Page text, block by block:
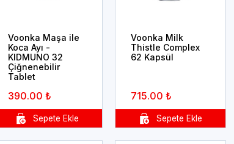
Voonka Maşa ile
Koca Ayı -
KIDMUNO 32
Çiğnenebilir
Tablet
390.00 ₺
Voonka Milk
Thistle Complex
62 Kapsül
715.00 ₺